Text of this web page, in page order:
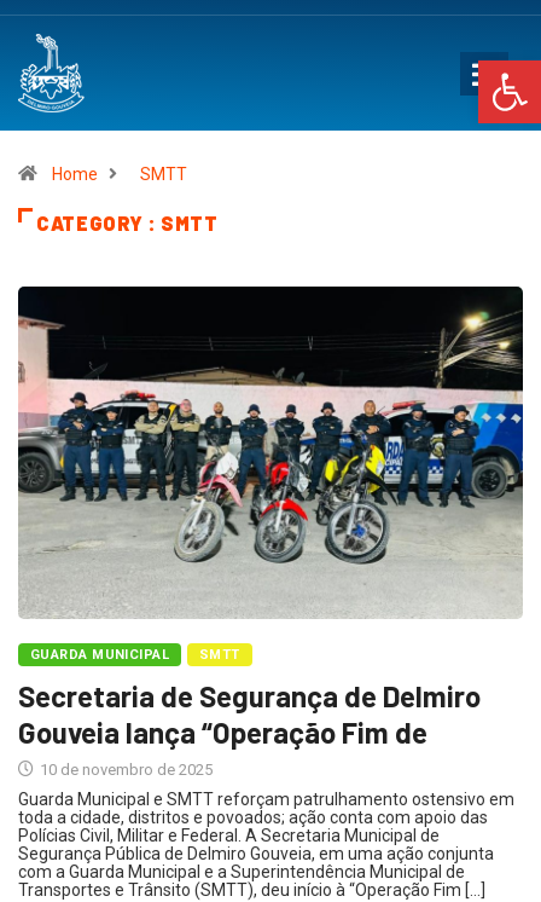
Home SMTT
CATEGORY : SMTT
GUARDA MUNICIPAL SMTT
Secretaria de Segurança de Delmiro
Gouveia lança “Operação Fim de
10 de novembro de 2025
Guarda Municipal e SMTT reforçam patrulhamento ostensivo em
toda a cidade, distritos e povoados; ação conta com apoio das
Polícias Civil, Militar e Federal. A Secretaria Municipal de
Segurança Pública de Delmiro Gouveia, em uma ação conjunta
com a Guarda Municipal e a Superintendência Municipal de
Transportes e Trânsito (SMTT), deu início à “Operação Fim […]